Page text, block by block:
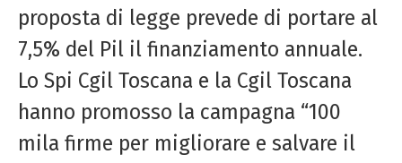
proposta di legge prevede di portare al
7,5% del Pil il finanziamento annuale.
Lo Spi Cgil Toscana e la Cgil Toscana
hanno promosso la campagna “100
mila firme per migliorare e salvare il